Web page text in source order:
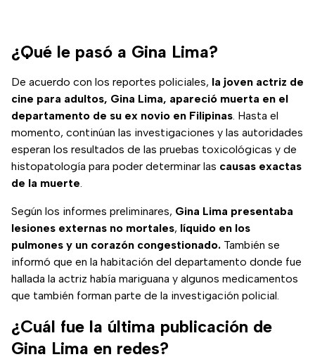
¿Qué le pasó a Gina Lima?
De acuerdo con los reportes policiales, la joven actriz de
cine para adultos, Gina Lima, apareció muerta en el
departamento de su ex novio en Filipinas. Hasta el
momento, continúan las investigaciones y las autoridades
esperan los resultados de las pruebas toxicológicas y de
histopatología para poder determinar las causas exactas
de la muerte.
Según los informes preliminares, Gina Lima presentaba
lesiones externas no mortales, líquido en los
pulmones y un corazón congestionado. También se
informó que en la habitación del departamento donde fue
hallada la actriz había mariguana y algunos medicamentos
que también forman parte de la investigación policial.
¿Cuál fue la última publicación de
Gina Lima en redes?